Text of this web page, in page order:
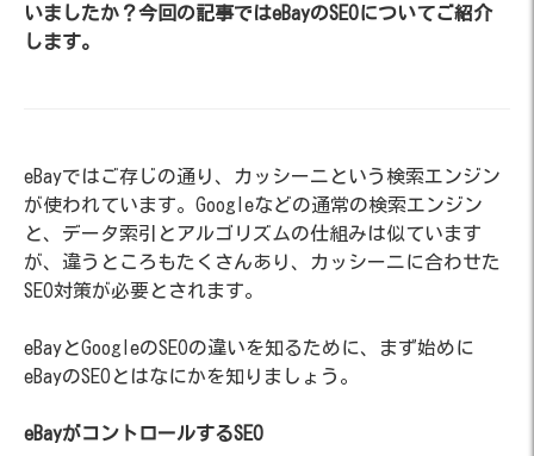
いましたか？今回の記事ではeBayのSEOについてご紹介
します。
eBayではご存じの通り、カッシーニという検索エンジン
が使われています。Googleなどの通常の検索エンジン
と、データ索引とアルゴリズムの仕組みは似ています
が、違うところもたくさんあり、カッシーニに合わせた
SEO対策が必要とされます。
eBayとGoogleのSEOの違いを知るために、まず始めに
eBayのSEOとはなにかを知りましょう。
eBayがコントロールするSEO